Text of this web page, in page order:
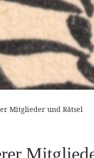
Mitglieder und Rätsel